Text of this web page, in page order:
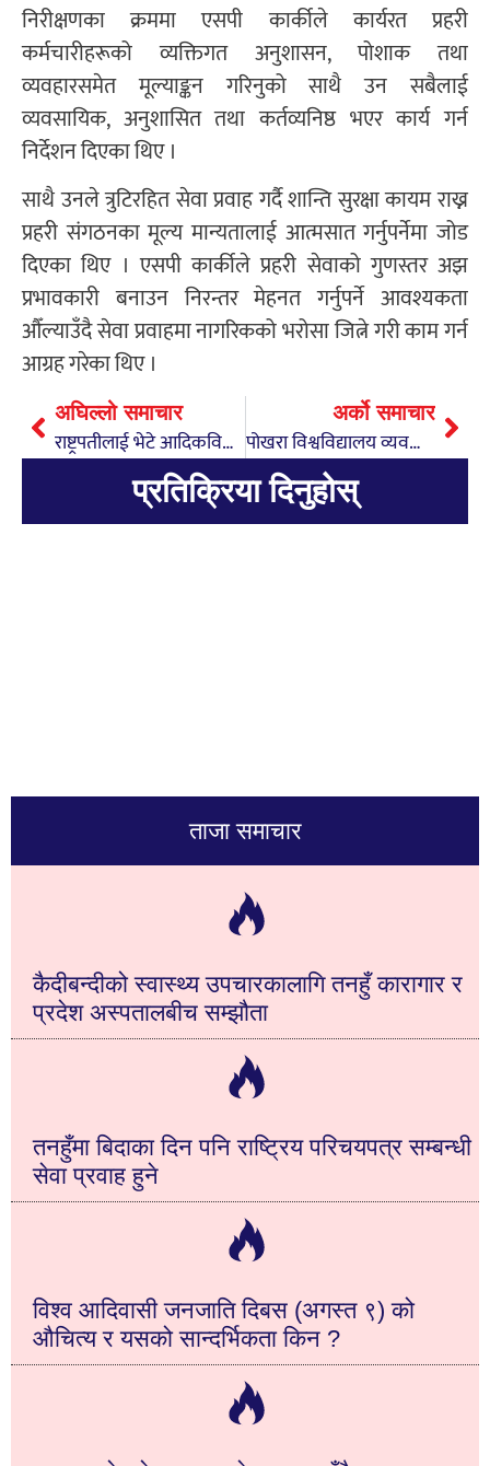
निरीक्षणका क्रममा एसपी कार्कीले कार्यरत प्रहरी
कर्मचारीहरूको व्यक्तिगत अनुशासन, पोशाक तथा
व्यवहारसमेत मूल्याङ्कन गरिनुको साथै उन सबैलाई
व्यवसायिक, अनुशासित तथा कर्तव्यनिष्ठ भएर कार्य गर्न
निर्देशन दिएका थिए ।
साथै उनले त्रुटिरहित सेवा प्रवाह गर्दै शान्ति सुरक्षा कायम राख्न
प्रहरी संगठनका मूल्य मान्यतालाई आत्मसात गर्नुपर्नेमा जोड
दिएका थिए । एसपी कार्कीले प्रहरी सेवाको गुणस्तर अझ
प्रभावकारी बनाउन निरन्तर मेहनत गर्नुपर्ने आवश्यकता
औँल्याउँदै सेवा प्रवाहमा नागरिकको भरोसा जित्ने गरी काम गर्न
आग्रह गरेका थिए ।
अघिल्लो समाचार
राष्ट्रपतीलाई भेटे आदिकविका विद्यार्थीले
अर्को समाचार
पोखरा विश्वविद्यालय व्यवस्थापन संकायको डीनमा प्रा.डा. ज्ञानेश्वर शर्मा
प्रतिक्रिया दिनुहोस्
ताजा समाचार
कैदीबन्दीको स्वास्थ्य उपचारकालागि तनहुँ कारागार र
प्रदेश अस्पतालबीच सम्झौता
तनहुँमा बिदाका दिन पनि राष्ट्रिय परिचयपत्र सम्बन्धी
सेवा प्रवाह हुने
विश्व आदिवासी जनजाति दिबस (अगस्त ९) को
औचित्य र यसको सान्दर्भिकता किन ?